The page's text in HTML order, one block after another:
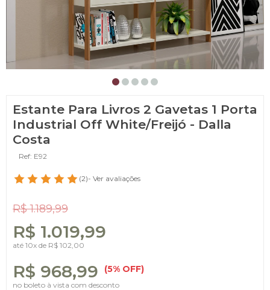
Estante Para Livros 2 Gavetas 1 Porta
Industrial Off White/Freijó - Dalla
Costa
Ref: E92
(2)- Ver avaliações
R$ 1.189,99
R$ 1.019,99
até 10x de R$ 102,00
R$ 968,99 (5% OFF)
no boleto à vista com desconto